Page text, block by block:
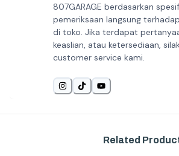
807GARAGE berdasarkan
pemeriksaan langsung
di toko. Jika terdapat
keaslian, atau ketersediaan,
customer service kami.
Related